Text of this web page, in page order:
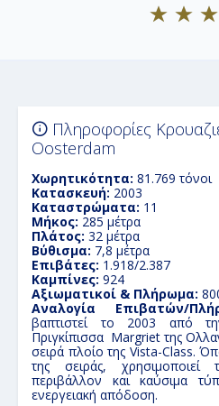
Πληροφορίες
Oosterdam
Χωρητικότητα: 81.769 τόνοι
Κατασκευή: 2003
Καταστρώματα: 11
Μήκος: 285 μέτρα
Πλάτος: 32 μέτρα
Βύθισμα: 7,8 μέτρα
Επιβάτες: 1.918/2.387
Καμπίνες: 924
Αξιωματικοί & Πλήρωμα:
Αναλογία Επιβατών/
βαπτιστεί το 2003 από
Πριγκίπισσα Margriet της
σειρά πλοίο της Vista-Class.
της σειράς, χρησιμοποιεί
περιβάλλον και καύσιμα
ενεργειακή απόδοση.